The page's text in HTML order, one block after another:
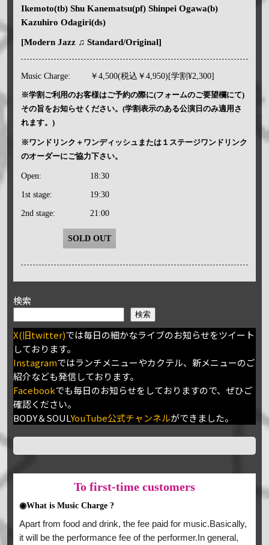
Ikemoto(tb) Shu Kanematsu(pf) Shinpei Ogawa(b)
Kazuhiro Odagiri(ds)
[Modern Jazz ♫ Standard/Original]
Music Charge: ￥4,500(税込￥4,950)[学割¥2,300]
※学割ご利用のお客様はご予約の際に(フォームのご要望欄にて)
その旨をお知らせください。(学割表示のある公演日のみ適用さ
れます。)
※ワンドリンク＋ワンディッシュまたは１ステージワンドリンク
のオーダーにご協力下さい。
Open: 18:30
1st stage: 19:30
2nd stage: 21:00
SOLD OUT
検索
検索
X(旧twitter)では毎日の細かなライブのお知らせをツイート
しております。
Instagramではランチメニューやカクテル、新メニューのご
紹介なども発信しております。
Facebookでも毎日のお知らせをしておりますので、ぜひご
確認ください。
BODY＆SOULYouTube公式チャンネルができました。
To first-time customers
◉What is Music Charge ?
Apart from food and drink, the fee paid for music.Basically,
it will be the performance fee of the performer.In general,